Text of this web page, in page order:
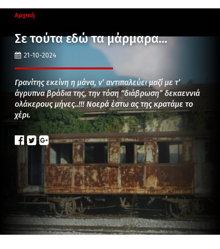
Αρχική
Σε τούτα εδώ τα μάρμαρα…
21-10-2024
Γρανίτης εκείνη η μάνα, ν’ αντιπαλεύει μαζί με τ’
άγρυπνα βράδια της, την τόση “διάβρωση” δεκαεννιά
ολάκερους μήνες..!!! Νοερά έστω ας της κρατάμε το
χέρι.